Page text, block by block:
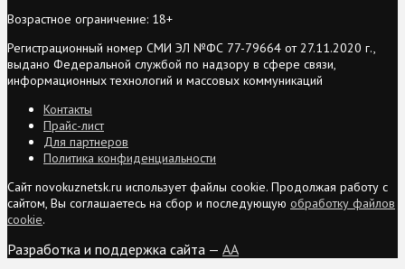
Возрастное ограничение: 18+
Регистрационный номер СМИ ЭЛ №ФС 77-79664 от 27.11.2020 г.,
выдано Федеральной службой по надзору в сфере связи,
информационных технологий и массовых коммуникаций
Контакты
Прайс-лист
Для партнеров
Политика конфиденциальности
Сайт novokuznetsk.ru использует файлы cookie. Продолжая работу с
сайтом, Вы соглашаетесь на сбор и последующую обработку файлов
cookie.
Разработка и поддержка сайта — AA